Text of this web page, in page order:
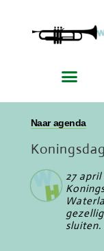
Naar agenda
27
sluiten.